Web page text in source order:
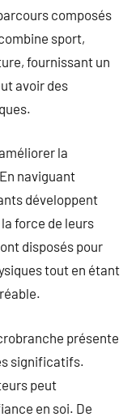
composés
sport,
fournissant un
avoir des
la
naviguant
développent
force de leurs
disposés pour
tout en étant
présente
significatifs.
peut
en soi. De